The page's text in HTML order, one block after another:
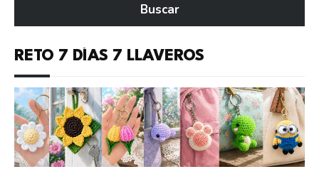
Buscar
RETO 7 DÍAS 7 LLAVEROS